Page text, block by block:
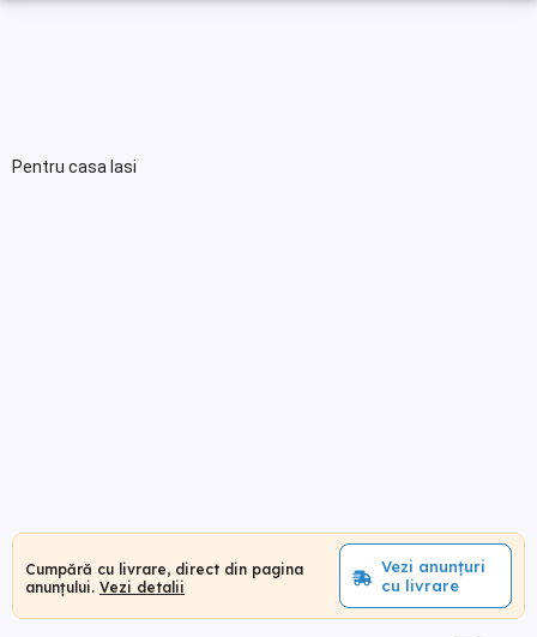
Pentru casa Iasi
Cumpără cu livrare, direct din pagina
anunțului. Vezi detalii
Vezi anunțuri
cu livrare